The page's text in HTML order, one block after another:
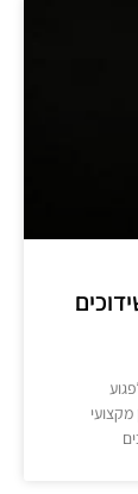
מקצועי